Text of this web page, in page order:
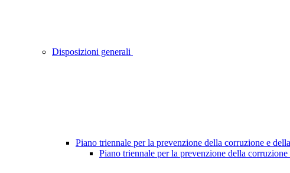
Disposizioni generali
Piano triennale per la prevenzione della corruzione e
Piano triennale per la prevenzione della